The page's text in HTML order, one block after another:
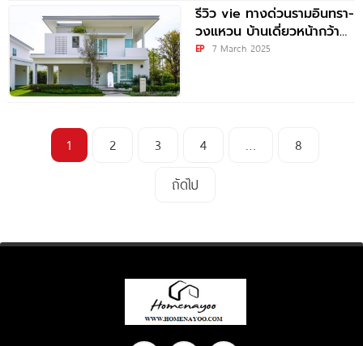
รีวิว vie ทางด่วนรามอินทรา-
วงแหวน บ้านเดี่ยวหน้ากว้าง
ใกล้ทางด่วนฉลองรัช (ด่าน
EP 7 March 2025
1 2 3 4 …
8
ถัดไป